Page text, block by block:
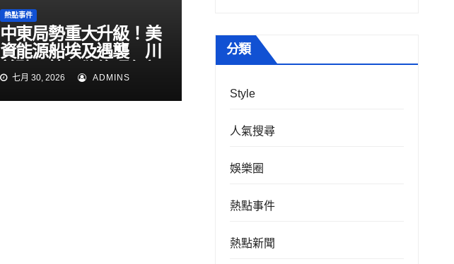
熱點事件
中東局勢重大升級！美
資能源船埃及遇襲 川
普聽取簡報欲修理伊朗
七月 30, 2026 ADMINS
分類
Style
人氣搜尋
娛樂圈
熱點事件
熱點新聞